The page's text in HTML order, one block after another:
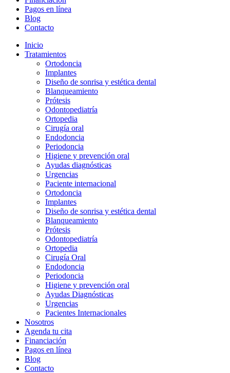
Pagos en línea
Blog
Contacto
Inicio
Tratamientos
Ortodoncia
Implantes
Diseño de sonrisa y estética dental
Blanqueamiento
Prótesis
Odontopediatría
Ortopedia
Cirugía oral
Endodoncia
Periodoncia
Higiene y prevención oral
Ayudas diagnósticas
Urgencias
Paciente internacional
Ortodoncia
Implantes
Diseño de sonrisa y estética dental
Blanqueamiento
Prótesis
Odontopediatría
Ortopedia
Cirugía Oral
Endodoncia
Periodoncia
Higiene y prevención oral
Ayudas Diagnósticas
Urgencias
Pacientes Internacionales
Nosotros
Agenda tu cita
Financiación
Pagos en línea
Blog
Contacto